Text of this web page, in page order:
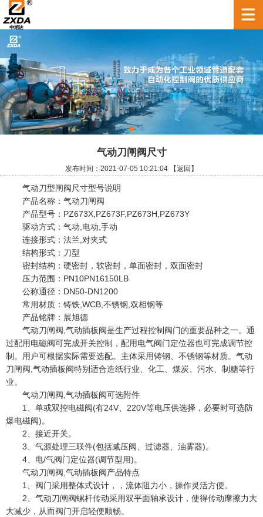
气动刀闸阀尺寸
发布时间：2021-07-05 10:21:04 【返回】
气动刀型闸阀尺寸型号说明
产品名称：气动刀闸阀
产品型号：PZ673X,PZ673F,PZ673H,PZ673Y
驱动方式：气动,电动,手动
连接形式：法兰,对夹式
结构形式：刀型
密封结构：硬密封，软密封，单面密封，双面密封
压力范围：PN10PN16150LB
公称通径：DN50-DN1200
常用材质：铸铁,WCB,不锈钢,双相钢等
产品铭牌：展旭德
气动刀闸阀,气动插板阀是生产过程控制阀门的重要品种之一。通
过配用电磁阀可完成开关控制，配用电气阀门定位器也可完成调节控
制。用户可根据实际需要选配。主体采用铸钢、不锈钢等材质。气动
刀闸阀,气动插板阀特别适合造纸行业、化工、煤炭、污水、制糖等行
业。
气动刀闸阀,气动插板阀可选附件
1、单或双控电磁阀(有24V、220V等电压供选择，必要时可选防
爆电磁阀)。
2、接近开关。
3、气源处理三联件(包括减压阀、过滤器、油雾器)。
4、电/气阀门定位器(调节型用)。
气动刀闸阀,气动插板阀产品特点
1、阀门采用整体式设计，，流体阻力小，操作灵活方便。
2、气动刀闸阀螺杆传动采用双平面轴承设计，使得传动摩擦力大
大减少，从而阀门开启轻便顺畅。